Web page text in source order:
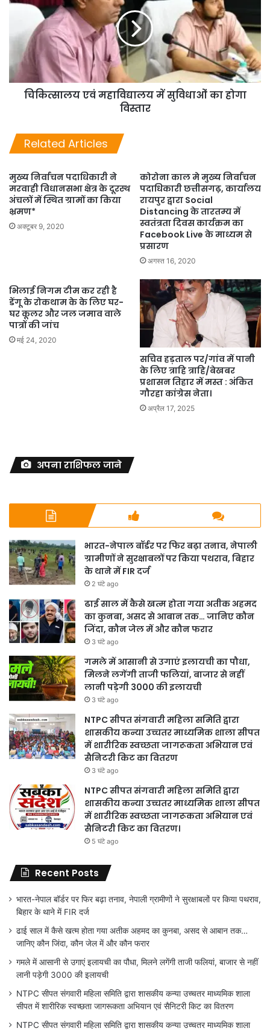
चिकित्सालय एवं महाविद्यालय में सुविधाओं का होगा
विस्तार
Related Articles
मुख्य निर्वाचन पदाधिकारी ने
मरवाही विधानसभा क्षेत्र के दूरस्थ
अंचलों में स्थित ग्रामों का किया
भ्रमण*
अक्टूबर 9, 2020
कोरोना काल मे मुख्य निर्वाचन
पदाधिकारी छत्तीसगढ़, कार्यालय
रायपुर द्वारा Social
Distancing के तारतम्य में
स्वतंत्रता दिवस कार्यक्रम का
Facebook Live के माध्यम से
प्रसारण
अगस्त 16, 2020
भिलाई निगम टीम कर रही है
डेंगू के रोकथाम के के लिए घर-
घर कूलर और जल जमाव वाले
पात्रों की जांच
मई 24, 2020
सचिव हड़ताल पर/गांव में पानी
के लिए त्राहि त्राहि/बेखबर
प्रशासन तिहार में मस्त : अंकित
गौरहा कांग्रेस नेता।
अप्रैल 17, 2025
अपना राशिफल जाने
भारत-नेपाल बॉर्डर पर फिर बढ़ा तनाव, नेपाली
ग्रामीणों ने सुरक्षाबलों पर किया पथराव, बिहार
के थाने में FIR दर्ज
2 घंटे ago
ढाई साल में कैसे खत्म होता गया अतीक अहमद
का कुनबा, असद से आबान तक… जानिए कौन
जिंदा, कौन जेल में और कौन फरार
3 घंटे ago
गमले में आसानी से उगाएं इलायची का पौधा,
मिलने लगेंगी ताजी फलियां, बाजार से नहीं
लानी पड़ेगी 3000 की इलायची
3 घंटे ago
NTPC सीपत संगवारी महिला समिति द्वारा
शासकीय कन्या उच्चतर माध्यमिक शाला सीपत
में शारीरिक स्वच्छता जागरूकता अभियान एवं
सैनिटरी किट का वितरण
3 घंटे ago
NTPC सीपत संगवारी महिला समिति द्वारा
शासकीय कन्या उच्चतर माध्यमिक शाला सीपत
में शारीरिक स्वच्छता जागरूकता अभियान एवं
सैनिटरी किट का वितरण।
5 घंटे ago
Recent Posts
भारत-नेपाल बॉर्डर पर फिर बढ़ा तनाव, नेपाली ग्रामीणों ने सुरक्षाबलों पर किया पथराव,
बिहार के थाने में FIR दर्ज
ढाई साल में कैसे खत्म होता गया अतीक अहमद का कुनबा, असद से आबान तक…
जानिए कौन जिंदा, कौन जेल में और कौन फरार
गमले में आसानी से उगाएं इलायची का पौधा, मिलने लगेंगी ताजी फलियां, बाजार से नहीं
लानी पड़ेगी 3000 की इलायची
NTPC सीपत संगवारी महिला समिति द्वारा शासकीय कन्या उच्चतर माध्यमिक शाला
सीपत में शारीरिक स्वच्छता जागरूकता अभियान एवं सैनिटरी किट का वितरण
NTPC सीपत संगवारी महिला समिति द्वारा शासकीय कन्या उच्चतर माध्यमिक शाला